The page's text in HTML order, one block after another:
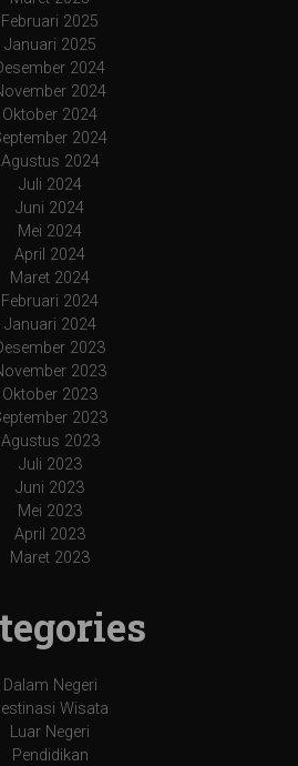
Februari 2025
Januari 2025
2024
2024
Oktober 2024
2024
Agustus 2024
Juli 2024
Juni 2024
Mei 2024
April 2024
Maret 2024
Februari 2024
Januari 2024
2023
2023
Oktober 2023
2023
Agustus 2023
Juli 2023
Juni 2023
Mei 2023
April 2023
Maret 2023
Dalam Negeri
Wisata
Luar Negeri
Pendidikan